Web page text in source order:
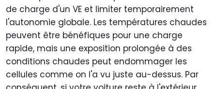
de charge d'un VE et limiter temporairement
l'autonomie globale. Les températures chaudes
peuvent être bénéfiques pour une charge
rapide, mais une exposition prolongée à des
conditions chaudes peut endommager les
cellules comme on l'a vu juste au-dessus. Par